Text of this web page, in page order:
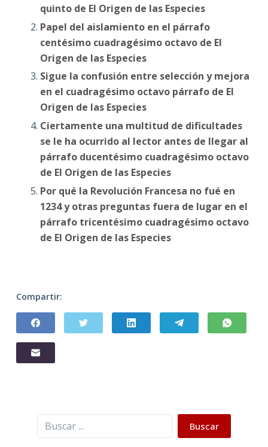
quinto de El Origen de las Especies
Papel del aislamiento en el párrafo
centésimo cuadragésimo octavo de El
Origen de las Especies
Sigue la confusión entre selección y mejora
en el cuadragésimo octavo párrafo de El
Origen de las Especies
Ciertamente una multitud de dificultades
se le ha ocurrido al lector antes de llegar al
párrafo ducentésimo cuadragésimo octavo
de El Origen de las Especies
Por qué la Revolución Francesa no fué en
1234 y otras preguntas fuera de lugar en el
párrafo tricentésimo cuadragésimo octavo
de El Origen de las Especies
Compartir:
Buscar Buscar